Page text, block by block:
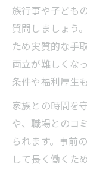
族行事や子ども
質問しましょう
ため実質的な手
両立が難しくな
条件や福利厚生
家族との時間を
や、職場とのコ
られます。事前
して長く働くた